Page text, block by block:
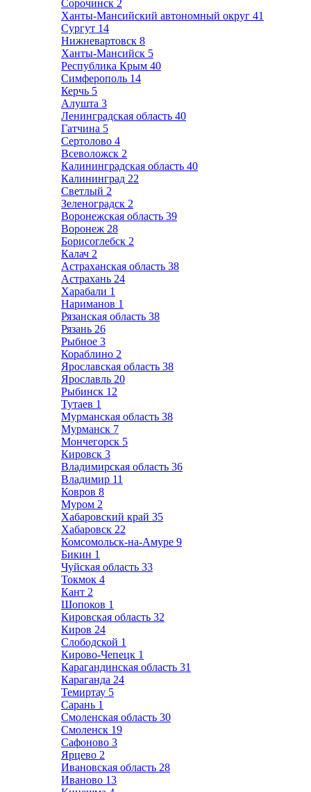
Сорочинск 2
Ханты-Мансийский автономный округ 41
Сургут 14
Нижневартовск 8
Ханты-Мансийск 5
Республика Крым 40
Симферополь 14
Керчь 5
Алушта 3
Ленинградская область 40
Гатчина 5
Сертолово 4
Всеволожск 2
Калининградская область 40
Калининград 22
Светлый 2
Зеленоградск 2
Воронежская область 39
Воронеж 28
Борисоглебск 2
Калач 2
Астраханская область 38
Астрахань 24
Харабали 1
Нариманов 1
Рязанская область 38
Рязань 26
Рыбное 3
Кораблино 2
Ярославская область 38
Ярославль 20
Рыбинск 12
Тутаев 1
Мурманская область 38
Мурманск 7
Мончегорск 5
Кировск 3
Владимирская область 36
Владимир 11
Ковров 8
Муром 2
Хабаровский край 35
Хабаровск 22
Комсомольск-на-Амуре 9
Бикин 1
Чуйская область 33
Токмок 4
Кант 2
Шопоков 1
Кировская область 32
Киров 24
Слободской 1
Кирово-Чепецк 1
Карагандинская область 31
Караганда 24
Темиртау 5
Сарань 1
Смоленская область 30
Смоленск 19
Сафоново 3
Ярцево 2
Ивановская область 28
Иваново 13